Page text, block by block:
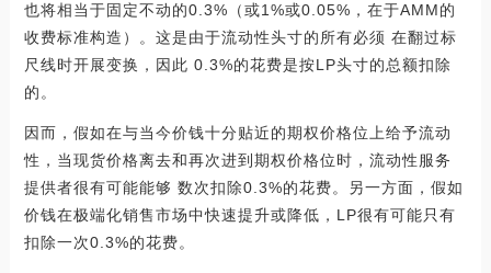
也将相当于固定不动的0.3%（或1%或0.05%，在于AMM的
收费标准构造）。这是由于流动性头寸的所有必须 在翻过标
尺线时开展变换，因此 0.3%的花费是按LP头寸的总额扣除
的。
因而，假如在与当今价钱十分贴近的期权价格位上给予流动
性，当现货价格离去和再次进到期权价格位时，流动性服务
提供者很有可能能够 数次扣除0.3%的花费。另一方面，假如
价钱在极端化销售市场中快速提升或降低，LP很有可能只有
扣除一次0.3%的花费。